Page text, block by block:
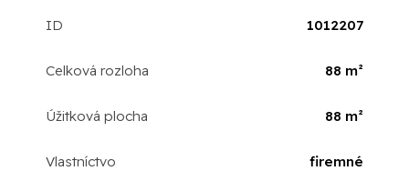
ID 1012207
Celková rozloha 88 m²
Úžitková plocha 88 m²
Vlastníctvo firemné